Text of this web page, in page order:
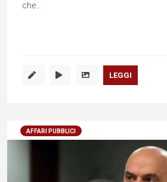
che...
LEGGI
AFFARI PUBBLICI